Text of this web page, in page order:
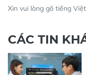
Xin vui lòng gõ tiếng
CÁC TIN